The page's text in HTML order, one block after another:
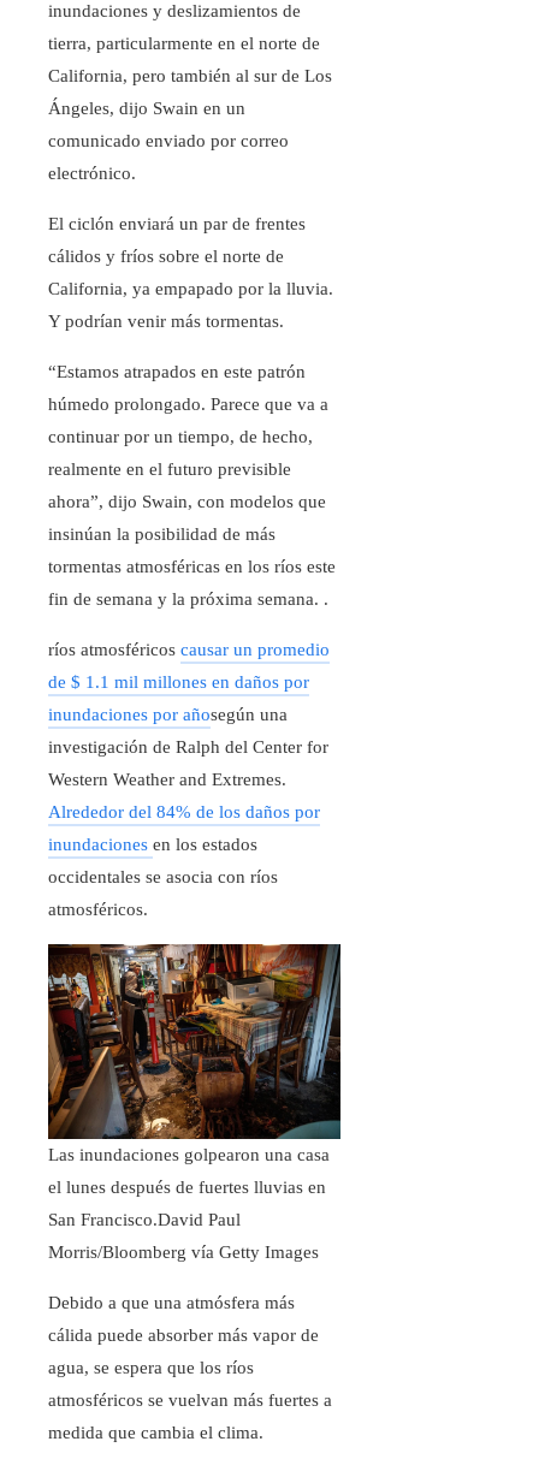
inundaciones y deslizamientos de
tierra, particularmente en el norte de
California, pero también al sur de Los
Ángeles, dijo Swain en un
comunicado enviado por correo
electrónico.
El ciclón enviará un par de frentes
cálidos y fríos sobre el norte de
California, ya empapado por la lluvia.
Y podrían venir más tormentas.
“Estamos atrapados en este patrón
húmedo prolongado. Parece que va a
continuar por un tiempo, de hecho,
realmente en el futuro previsible
ahora”, dijo Swain, con modelos que
insinúan la posibilidad de más
tormentas atmosféricas en los ríos este
fin de semana y la próxima semana. .
ríos atmosféricos causar un promedio
de $ 1.1 mil millones en daños por
inundaciones por añosegún una
investigación de Ralph del Center for
Western Weather and Extremes.
Alrededor del 84% de los daños por
inundaciones en los estados
occidentales se asocia con ríos
atmosféricos.
Las inundaciones golpearon una casa
el lunes después de fuertes lluvias en
San Francisco.David Paul
Morris/Bloomberg vía Getty Images
Debido a que una atmósfera más
cálida puede absorber más vapor de
agua, se espera que los ríos
atmosféricos se vuelvan más fuertes a
medida que cambia el clima.